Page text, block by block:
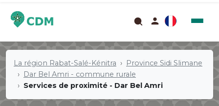
La région Rabat-Salé-Kénitra
Province Sidi Slimane
Dar Bel Amri - commune rurale
Services de proximité - Dar Bel Amri